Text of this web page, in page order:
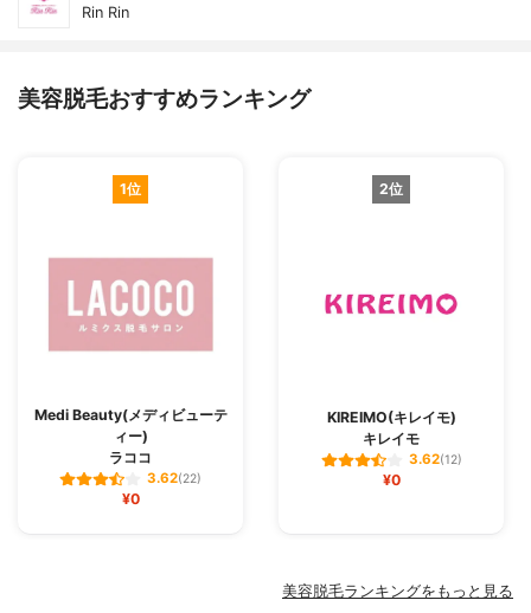
Rin Rin
美容脱毛おすすめランキング
1位
Medi Beauty(メディビューテ
ィー)
ラココ
3.62(22)
¥0
2位
KIREIMO(キレイモ)
キレイモ
3.62(12)
¥0
美容脱毛ランキングをもっと見る